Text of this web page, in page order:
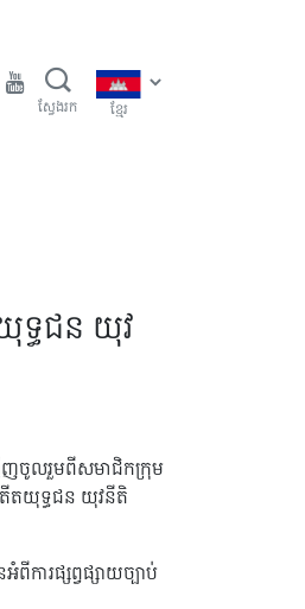
ស្វែងរក ខ្មែរ
ទ្ធជន យុវ
ើញចូលរួមពីសមាជិកក្រុម
តីតយុទ្ធជន យុវនីតិ
ារផ្សព្វផ្សាយច្បាប់